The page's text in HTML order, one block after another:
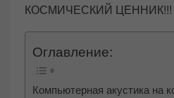
КОСМИЧЕСКИЙ ЦЕННИК!!!
Оглавление:
Компьютерная акустика на